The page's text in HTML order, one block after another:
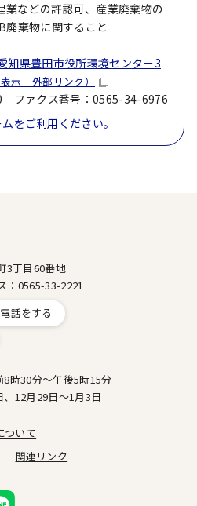
などの許認可、産業廃棄物の
廃棄物に関すること
県豊田市役所環境センター3
示 外部リンク）
ファクス番号：0565-34-6976
をご利用ください。
3丁目60番地
：0565-33-2221
話をする
時30分～午後5時15分
12月29日～1月3日
ついて
関連リンク